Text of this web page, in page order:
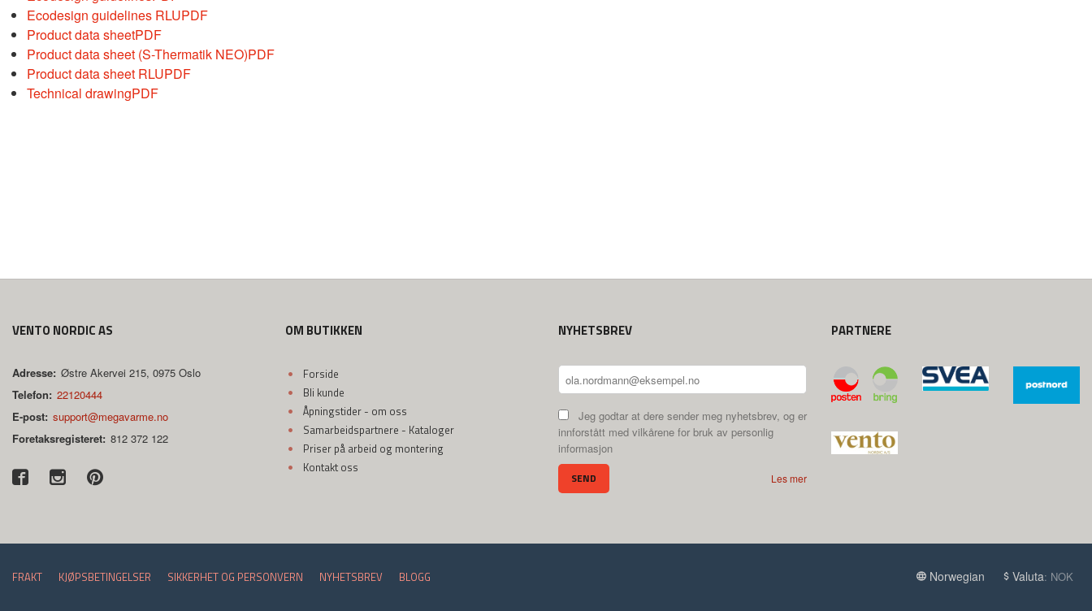
Ecodesign guidelines RLUPDF
Product data sheetPDF
Product data sheet (S-Thermatik NEO)PDF
Product data sheet RLUPDF
Technical drawingPDF
VENTO NORDIC AS
Adresse: Østre Akervei 215, 0975 Oslo
Telefon: 22120444
E-post: support@megavarme.no
Foretaksregisteret: 812 372 122
OM BUTIKKEN
Forside
Bli kunde
Åpningstider - om oss
Samarbeidspartnere - Kataloger
Priser på arbeid og montering
Kontakt oss
NYHETSBREV
Jeg godtar at dere sender meg nyhetsbrev, og er
innforstått med vilkårene for bruk av personlig
informasjon
Les mer
PARTNERE
Norwegian Valuta: NOK
FRAKT KJØPSBETINGELSER SIKKERHET OG PERSONVERN NYHETSBREV BLOGG